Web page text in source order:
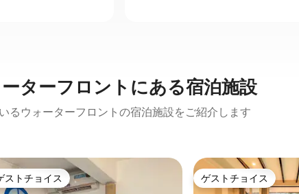
ターフロントにある宿泊施設
るウォーターフロントの宿泊施設をご紹介します
ストチョイス
ストチョイス ゲストチョイス
ゲストチョイス